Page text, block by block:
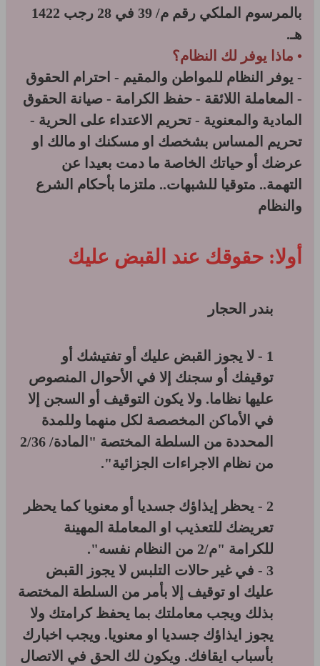
بالمرسوم الملكي رقم م/ 39 في 28 رجب 1422
هـ.
• ماذا يوفر لك النظام؟
- يوفر النظام للمواطن والمقيم - احترام الحقوق
- المعاملة اللائقة - حفظ الكرامة - صيانة الحقوق
المادية والمعنوية - تحريم الاعتداء على الحرية -
تحريم المساس بشخصك او مسكنك او مالك او
عرضك أو حياتك الخاصة ما دمت بعيدا عن
التهمة.. متوقيا للشبهات.. ملتزما بأحكام الشرع
والنظام
أولا: حقوقك عند القبض عليك
بندر الحجار
1 - لا يجوز القبض عليك أو تفتيشك أو
توقيفك أو سجنك إلا في الأحوال المنصوص
عليها نظاما. ولا يكون التوقيف أو السجن إلا
في الأماكن المخصصة لكل منهما وللمدة
المحددة من السلطة المختصة "المادة/ 2/36
من نظام الاجراءات الجزائية".
2 - يحظر إيذاؤك جسديا أو معنويا كما يحظر
تعريضك للتعذيب او المعاملة المهينة
للكرامة "م/2 من النظام نفسه".
3 - في غير حالات التلبس لا يجوز القبض
عليك او توقيف إلا بأمر من السلطة المختصة
بذلك ويجب معاملتك بما يحفظ كرامتك ولا
يجوز ايذاؤك جسديا او معنويا. ويجب اخبارك
بأسباب ايقافك. ويكون لك الحق في الاتصال